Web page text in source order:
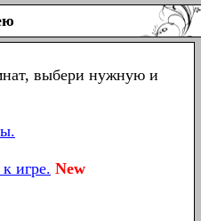
выбери нужную и
игре. New